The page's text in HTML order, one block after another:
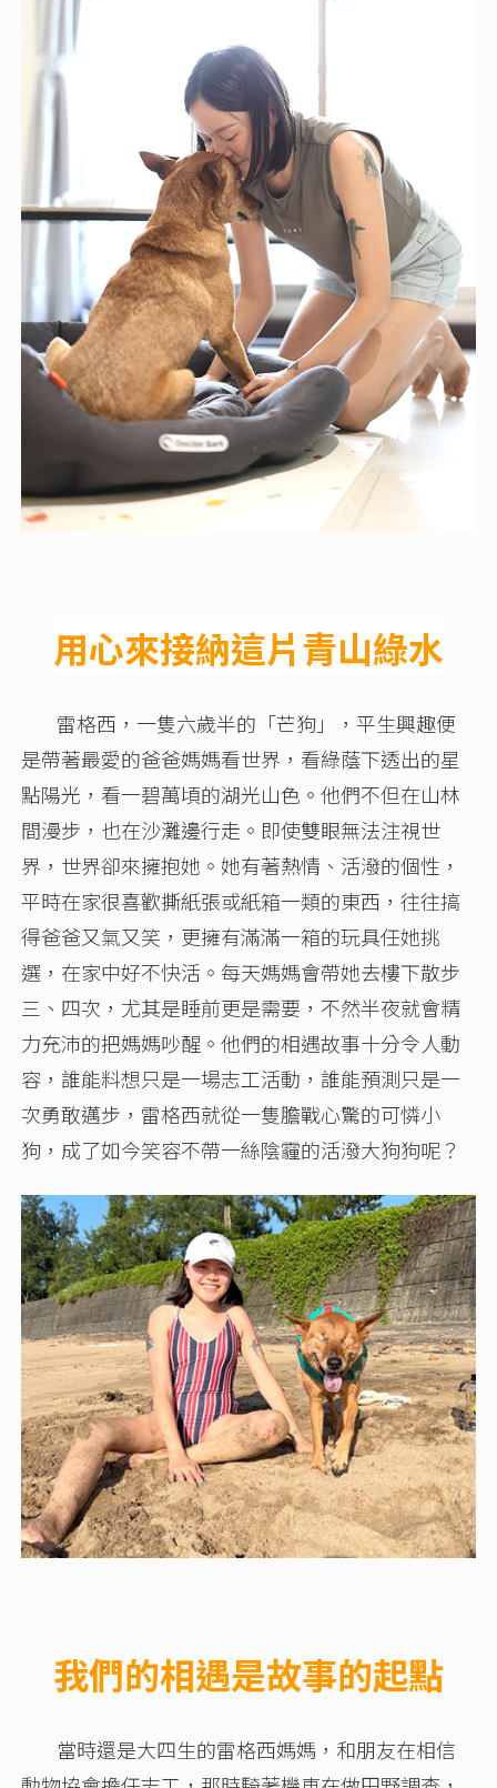
用心來接納這片青山綠水
雷格西，一隻六歲半的「芒狗」，平生興趣便
是帶著最愛的爸爸媽媽看世界，看綠蔭下透出的星
點陽光，看一碧萬頃的湖光山色。他們不但在山林
間漫步，也在沙灘邊行走。即使雙眼無法注視世
界，世界卻來擁抱她。她有著熱情、活潑的個性，
平時在家很喜歡撕紙張或紙箱一類的東西，往往搞
得爸爸又氣又笑，更擁有滿滿一箱的玩具任她挑
選，在家中好不快活。每天媽媽會帶她去樓下散步
三、四次，尤其是睡前更是需要，不然半夜就會精
力充沛的把媽媽吵醒。他們的相遇故事十分令人動
容，誰能料想只是一場志工活動，誰能預測只是一
次勇敢邁步，雷格西就從一隻膽戰心驚的可憐小
狗，成了如今笑容不帶一絲陰霾的活潑大狗狗呢？
我們的相遇是故事的起點
當時還是大四生的雷格西媽媽，和朋友在相信